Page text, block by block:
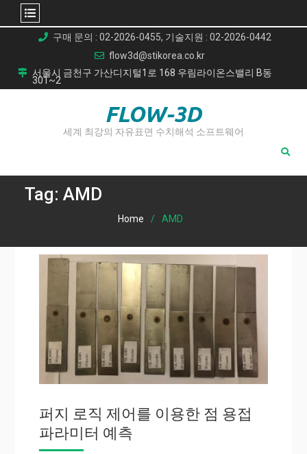
content
구매 문의 : 02-2026-0455, 기술지원 : 02-2026-0442
flow3d@stikorea.co.kr
서울시 금천구 가산디지털1로 168 우림라이온스밸리 B동
301~2
FLOW-3D
세계 최강의 자유표면 수치해석 소프트웨어
Tag:AMD
Home AMD
퍼지 로직 제어를 이용한 점 용접
파라미터 예측